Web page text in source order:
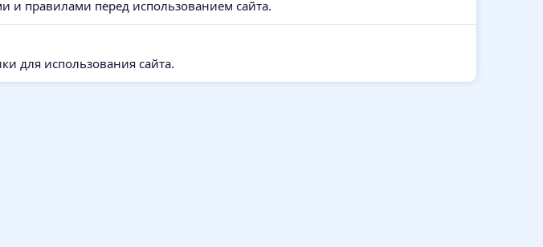
и правилами перед использованием сайта.
для использования сайта.